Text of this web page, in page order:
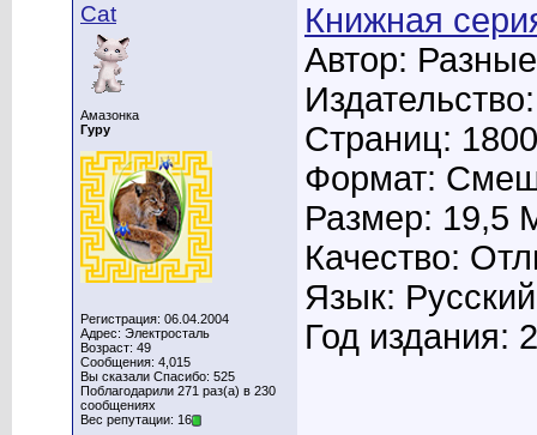
Cat
Амазонка
Гуру
Регистрация: 06.04.2004
Адрес: Электросталь
Возраст: 49
Сообщения: 4,015
Вы сказали Спасибо: 525
Поблагодарили 271 раз(а) в 230
сообщениях
Вес репутации: 16
Книжная
Автор: Разные
Страниц: 1800
Формат:
Размер: 19,5
Качество:
Язык: Русский
Год издания: